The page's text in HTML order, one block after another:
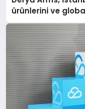
ürünlerini ve